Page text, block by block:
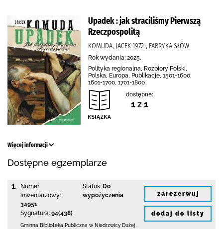
Upadek : jak straciliśmy Pierwszą
Rzeczpospolitą
KOMUDA, JACEK 1972-, FABRYKA SŁÓW
Rok wydania: 2025.
Polityka regionalna, Rozbiory Polski,
Polska, Europa, Publikacje, 1501-1600,
1601-1700, 1701-1800
dostępne:
1 z 1
Więcej informacji
Dostępne egzemplarze
1.
Numer
inwentarzowy:
34951
Sygnatura: 94(438)
Status: Do
wypożyczenia
Gminna Biblioteka Publiczna w Niedrzwicy Dużej
zarezerwuj
dodaj do listy